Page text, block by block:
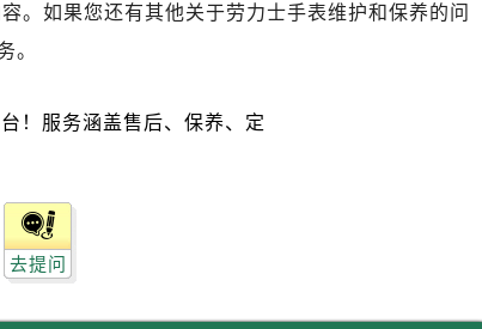
进大厦)18层09室（需提前预约）
中心14楼14D（需提前预约）
B座13层07室（需提前预约）
心E座6楼10室（需提前预约）
座10层1002室（需提前预约）
20楼2002室（需提前预约）
中心（需提前预约）
。如果您还有其他关于劳力士手表维护和保养的问
。
去提问